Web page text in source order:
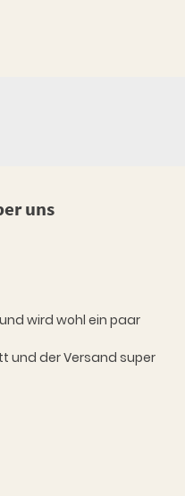
uns
wird wohl ein paar
und der Versand super